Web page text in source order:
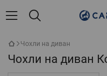
Чохли на диван
Чохли на диван